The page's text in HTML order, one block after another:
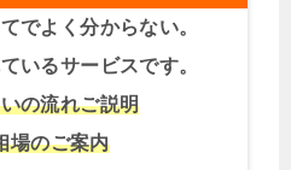
でよく分からない。
いるサービスです。
の流れご説明
場のご案内